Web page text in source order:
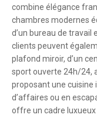
combine élégance
chambres modernes
d’un bureau de travail
clients peuvent
plafond miroir, d’un
sport ouverte 24h/24,
proposant une cuisine
d’affaires ou en
offre un cadre